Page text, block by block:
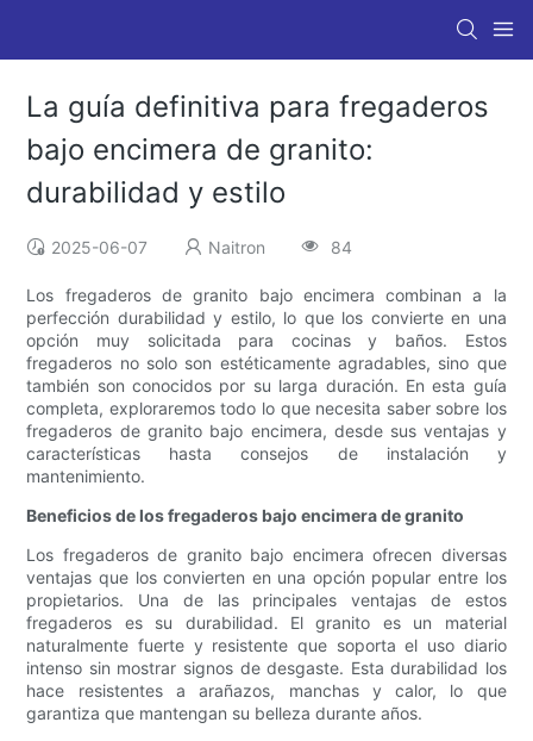
La guía definitiva para fregaderos
bajo encimera de granito:
durabilidad y estilo
2025-06-07 Naitron 84
Los fregaderos de granito bajo encimera combinan a la
perfección durabilidad y estilo, lo que los convierte en una
opción muy solicitada para cocinas y baños. Estos
fregaderos no solo son estéticamente agradables, sino que
también son conocidos por su larga duración. En esta guía
completa, exploraremos todo lo que necesita saber sobre los
fregaderos de granito bajo encimera, desde sus ventajas y
características hasta consejos de instalación y
mantenimiento.
Beneficios de los fregaderos bajo encimera de granito
Los fregaderos de granito bajo encimera ofrecen diversas
ventajas que los convierten en una opción popular entre los
propietarios. Una de las principales ventajas de estos
fregaderos es su durabilidad. El granito es un material
naturalmente fuerte y resistente que soporta el uso diario
intenso sin mostrar signos de desgaste. Esta durabilidad los
hace resistentes a arañazos, manchas y calor, lo que
garantiza que mantengan su belleza durante años.